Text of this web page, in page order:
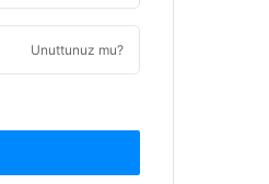
Unuttunuz mu?